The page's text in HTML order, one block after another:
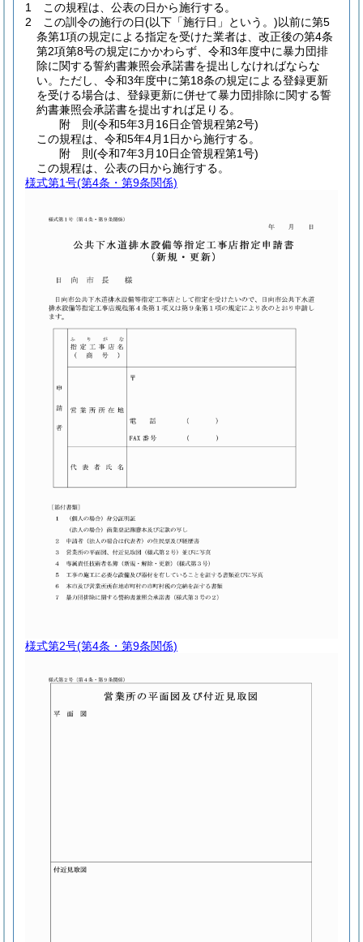
1
この規程は、公表の日から施行する。
2
この訓令の施行の日(以下「施行日」という。)以前に第5
条第1項の規定による指定を受けた業者は、改正後の第4条
第2項第8号の規定にかかわらず、令和3年度中に暴力団排
除に関する誓約書兼照会承諾書を提出しなければならな
い。 ただし、令和3年度中に第18条の規定による登録更新
を受ける場合は、登録更新に併せて暴力団排除に関する誓
約書兼照会承諾書を提出すれば足りる。
附 則(令和5年3月16日企管規程第2号)
この規程は、令和5年4月1日から施行する。
附 則(令和7年3月10日企管規程第1号)
この規程は、公表の日から施行する。
様式第1号(第4条・第9条関係)
様式第2号(第4条・第9条関係)